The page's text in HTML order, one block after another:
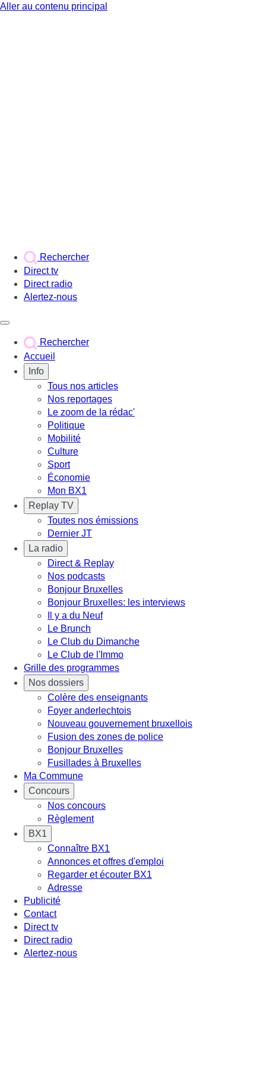
Aller au contenu principal
Rechercher
Direct tv
Direct radio
Alertez-nous
Rechercher
Accueil
Info
Tous nos articles
Nos reportages
Le zoom de la rédac'
Politique
Mobilité
Culture
Sport
Économie
Mon BX1
Replay TV
Toutes nos émissions
Dernier JT
La radio
Direct & Replay
Nos podcasts
Bonjour Bruxelles
Bonjour Bruxelles: les interviews
Il y a du Neuf
Le Brunch
Le Club du Dimanche
Le Club de l'Immo
Grille des programmes
Nos dossiers
Colère des enseignants
Foyer anderlechtois
Nouveau gouvernement bruxellois
Fusion des zones de police
Bonjour Bruxelles
Fusillades à Bruxelles
Ma Commune
Concours
Nos concours
Règlement
BX1
Connaître BX1
Annonces et offres d'emploi
Regarder et écouter BX1
Adresse
Publicité
Contact
Direct tv
Direct radio
Alertez-nous